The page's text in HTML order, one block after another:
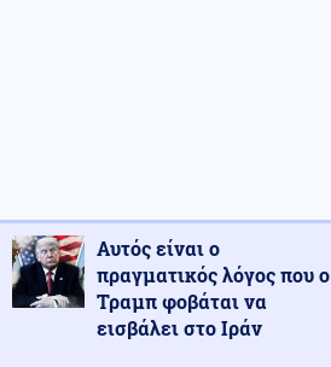
Αυτός είναι ο
πραγματικός λόγος που ο
Τραμπ φοβάται να
εισβάλει στο Ιράν